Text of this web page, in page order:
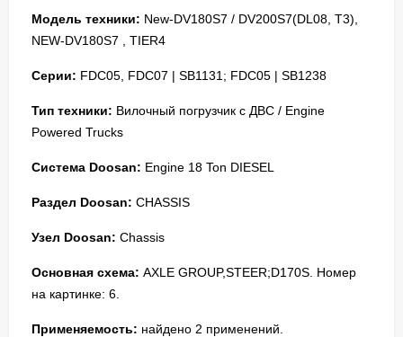
Модель техники: New-DV180S7 / DV200S7(DL08, T3),
NEW-DV180S7 , TIER4
Серии: FDC05, FDC07 | SB1131; FDC05 | SB1238
Тип техники: Вилочный погрузчик с ДВС / Engine
Powered Trucks
Система Doosan: Engine 18 Ton DIESEL
Раздел Doosan: CHASSIS
Узел Doosan: Chassis
Основная схема: AXLE GROUP,STEER;D170S. Номер
на картинке: 6.
Применяемость: найдено 2 применений.